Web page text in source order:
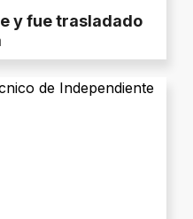
y fue trasladado